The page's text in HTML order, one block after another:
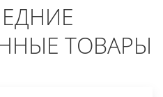
ТОВАРЫ